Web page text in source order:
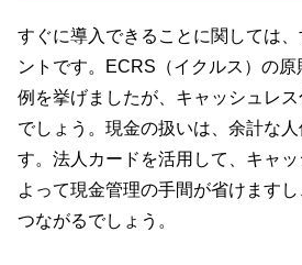
すぐに導入できることに関しては
ントです。ECRS（イクルス）の
例を挙げましたが、キャッシュレ
でしょう。現金の扱いは、余計な
す。法人カードを活用して、キャ
よって現金管理の手間が省けます
つながるでしょう。